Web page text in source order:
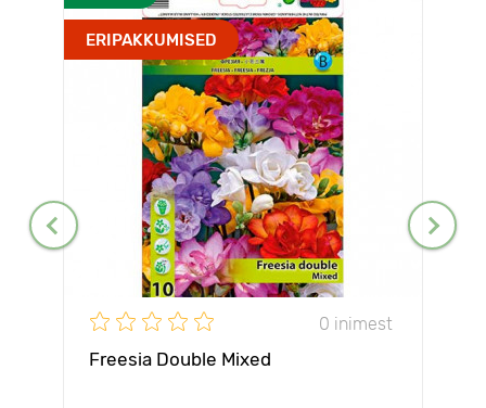
ERIPAKKUMISED
0 inimest
Freesia Double Mixed